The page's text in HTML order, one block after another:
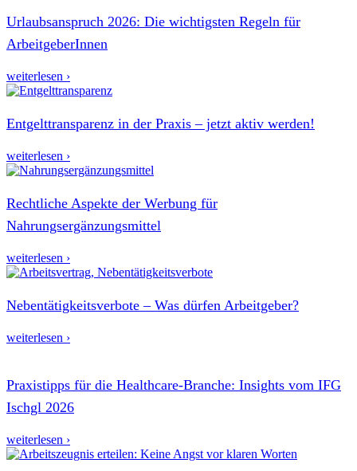
Urlaubsanspruch 2026: Die wichtigsten Regeln für
ArbeitgeberInnen
weiterlesen ›
Entgelttransparenz in der Praxis – jetzt aktiv werden!
weiterlesen ›
Rechtliche Aspekte der Werbung für
Nahrungsergänzungsmittel
weiterlesen ›
Nebentätigkeitsverbote – Was dürfen Arbeitgeber?
weiterlesen ›
Praxistipps für die Healthcare-Branche: Insights vom IFG
Ischgl 2026
weiterlesen ›